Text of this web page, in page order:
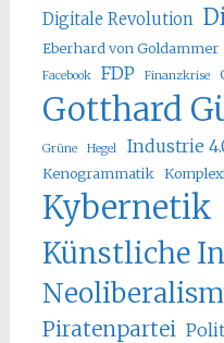
Digitale Revolution
Eberhard von Goldammer
Facebook FDP Finanzkrise
Gotthard
Grüne Hegel Industrie
Kenogrammatik
Kybernetik
Künstliche
Piratenpartei